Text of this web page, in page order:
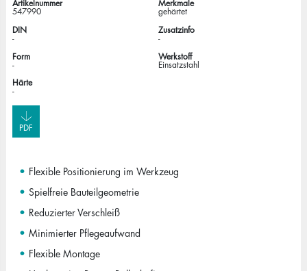
Artikelnummer
547990
Merkmale
gehärtet
DIN
-
Zusatzinfo
-
Form
-
Werkstoff
Einsatzstahl
Härte
-
PDF
Flexible Positionierung im Werkzeug
Spielfreie Bauteilgeometrie
Reduzierter Verschleiß
Minimierter Pflegeaufwand
Flexible Montage